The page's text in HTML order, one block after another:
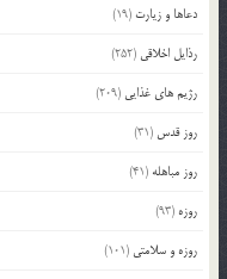
دعاها و زیارت (19)
رذایل اخلاقی (252)
رژیم های غذایی (209)
روز قدس (31)
روز مباهله (41)
روزه (93)
روزه و سلامتی (101)